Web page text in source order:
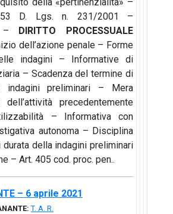
della «pertinenzialità» –
53 D. Lgs. n. 231/2001 –
– DIRITTO PROCESSUALE
dell’azione penale – Forme
indagini – Informative di
– Scadenza del termine di
indagini preliminari – Mera
dell’attività precedentemente
– Informativa con
autonoma – Disciplina
della indagini preliminari
– Art. 405 cod. proc. pen..
– 6 aprile 2021
T. A. R.